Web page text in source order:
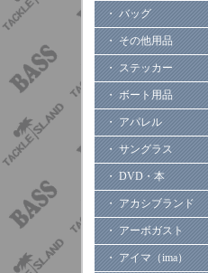
・ バッグ
・ その他用品
・ ステッカー
・ ボート用品
・ アパレル
・ サングラス
・ DVD・本
・ アカシブランド
・ アーボガスト
・ アイマ（ima）